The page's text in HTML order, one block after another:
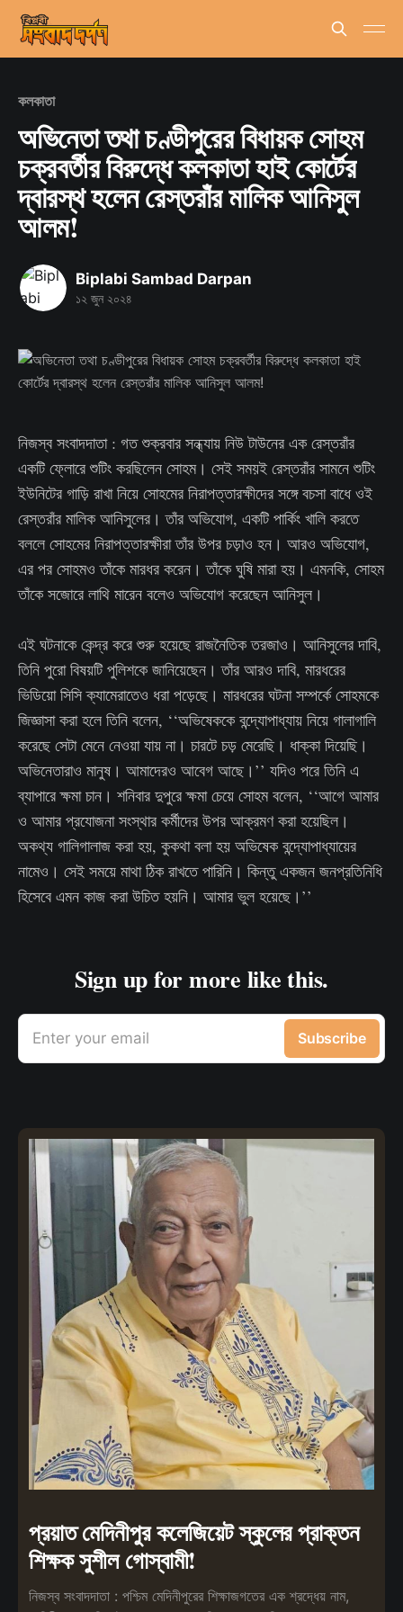
কলকাতা
অভিনেতা তথা চণ্ডীপুরের বিধায়ক সোহম
চক্রবর্তীর বিরুদ্ধে কলকাতা হাই কোর্টের
দ্বারস্থ হলেন রেস্তরাঁর মালিক আনিসুল
আলম!
Biplabi Sambad Darpan
১২ জুন ২০২৪
নিজস্ব সংবাদদাতা : গত শুক্রবার সন্ধ্যায় নিউ টাউনের এক রেস্তরাঁর
একটি ফ্লোরে শুটিং করছিলেন সোহম। সেই সময়ই রেস্তরাঁর সামনে শুটিং
ইউনিটের গাড়ি রাখা নিয়ে সোহমের নিরাপত্তারক্ষীদের সঙ্গে বচসা বাধে ওই
রেস্তরাঁর মালিক আনিসুলের। তাঁর অভিযোগ, একটি পার্কিং খালি করতে
বললে সোহমের নিরাপত্তারক্ষীরা তাঁর উপর চড়াও হন। আরও অভিযোগ,
এর পর সোহমও তাঁকে মারধর করেন। তাঁকে ঘুষি মারা হয়। এমনকি, সোহম
তাঁকে সজোরে লাথি মারেন বলেও অভিযোগ করেছেন আনিসুল।
এই ঘটনাকে কেন্দ্র করে শুরু হয়েছে রাজনৈতিক তরজাও। আনিসুলের দাবি,
তিনি পুরো বিষয়টি পুলিশকে জানিয়েছেন। তাঁর আরও দাবি, মারধরের
ভিডিয়ো সিসি ক্যামেরাতেও ধরা পড়েছে। মারধরের ঘটনা সম্পর্কে সোহমকে
জিজ্ঞাসা করা হলে তিনি বলেন, ‘‘অভিষেককে বন্দ্যোপাধ্যায় নিয়ে গালাগালি
করেছে সেটা মেনে নেওয়া যায় না। চারটে চড় মেরেছি। ধাক্কা দিয়েছি।
অভিনেতারাও মানুষ। আমাদেরও আবেগ আছে।’’ যদিও পরে তিনি এ
ব্যাপারে ক্ষমা চান। শনিবার দুপুরে ক্ষমা চেয়ে সোহম বলেন, ‘‘আগে আমার
ও আমার প্রযোজনা সংস্থার কর্মীদের উপর আক্রমণ করা হয়েছিল।
অকথ্য গালিগালাজ করা হয়, কুকথা বলা হয় অভিষেক বন্দ্যোপাধ্যায়ের
নামেও। সেই সময়ে মাথা ঠিক রাখতে পারিনি। কিন্তু একজন জনপ্রতিনিধি
হিসেবে এমন কাজ করা উচিত হয়নি। আমার ভুল হয়েছে।’’
Sign up for more like this.
Enter your email Subscribe
প্রয়াত মেদিনীপুর কলেজিয়েট স্কুলের প্রাক্তন
শিক্ষক সুশীল গোস্বামী!
নিজস্ব সংবাদদাতা : পশ্চিম মেদিনীপুরের শিক্ষাজগতের এক শ্রদ্ধেয় নাম,